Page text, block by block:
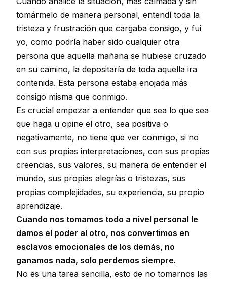
tomármelo de manera personal, entendí toda la
tristeza y frustración que cargaba consigo, y fui
yo, como podría haber sido cualquier otra
persona que aquella mañana se hubiese cruzado
en su camino, la depositaría de toda aquella ira
contenida. Esta persona estaba enojada más
consigo misma que conmigo.
Es crucial empezar a entender que sea lo que sea
que haga u opine el otro, sea positiva o
negativamente, no tiene que ver conmigo, si no
con sus propias interpretaciones, con sus propias
creencias, sus valores, su manera de entender el
mundo, sus propias alegrías o tristezas, sus
propias complejidades, su experiencia, su propio
aprendizaje.
Cuando nos tomamos todo a nivel personal le
damos el poder al otro, nos convertimos en
esclavos emocionales de los demás, no
ganamos nada, solo perdemos siempre.
No es una tarea sencilla, esto de no tomarnos las